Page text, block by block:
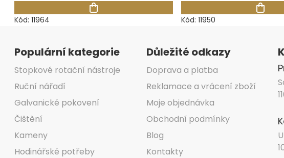
Kód: 11964 Kód: 11950
Populární kategorie
Stopkové rotační nástroje
Ruční nářadí
Galvanické pokovení
Čištění
Kameny
Hodinářské potřeby
Důležité odkazy
Doprava a platba
Reklamace a vrácení zboží
Moje objednávka
Obchodní podmínky
Blog
Kontakty